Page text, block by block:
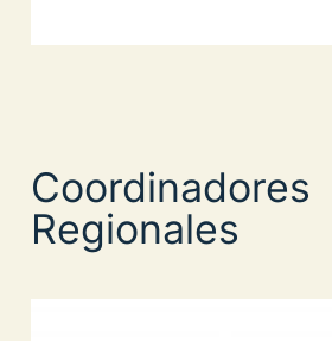
Coordinadores
Regionales